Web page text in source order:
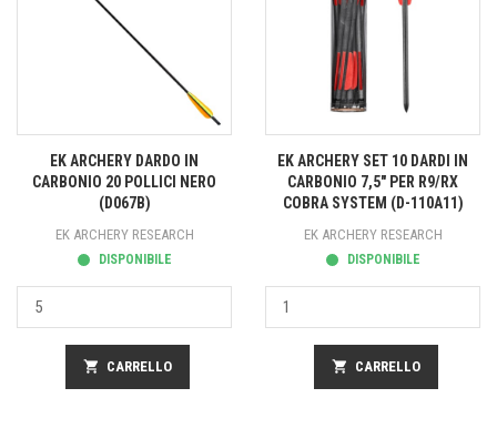
EK ARCHERY DARDO IN
CARBONIO 20 POLLICI NERO
(D067B)
EK ARCHERY RESEARCH
DISPONIBILE
shopping_cart CARRELLO
EK ARCHERY SET 10 DARDI IN
CARBONIO 7,5" PER R9/RX
COBRA SYSTEM (D-110A11)
EK ARCHERY RESEARCH
DISPONIBILE
shopping_cart CARRELLO